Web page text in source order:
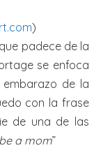
)
padece de la
se enfoca
de la
con la frase
de una de las
a mom”